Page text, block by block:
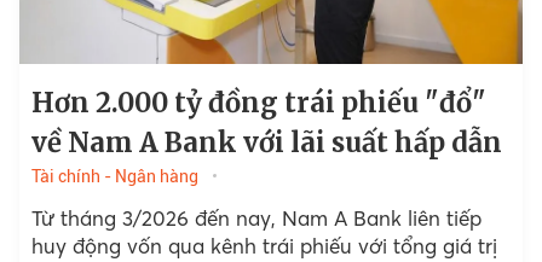
Hơn 2.000 tỷ đồng trái phiếu "đổ"
về Nam A Bank với lãi suất hấp dẫn
Tài chính - Ngân hàng
Từ tháng 3/2026 đến nay, Nam A Bank liên tiếp
huy động vốn qua kênh trái phiếu với tổng giá trị